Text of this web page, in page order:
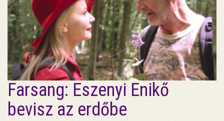
Farsang: Eszenyi Enikő
bevisz az erdőbe